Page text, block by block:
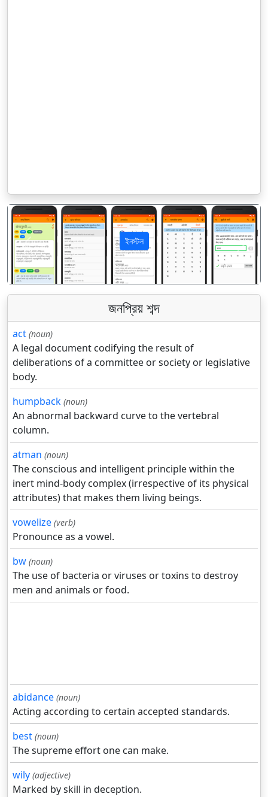
ইনস্টল
पिछला अगला
জনপ্রিয় শব্দ
act (noun)
A legal document codifying the result of
deliberations of a committee or society or legislative
body.
humpback (noun)
An abnormal backward curve to the vertebral
column.
atman (noun)
The conscious and intelligent principle within the
inert mind-body complex (irrespective of its physical
attributes) that makes them living beings.
vowelize (verb)
Pronounce as a vowel.
bw (noun)
The use of bacteria or viruses or toxins to destroy
men and animals or food.
abidance (noun)
Acting according to certain accepted standards.
best (noun)
The supreme effort one can make.
wily (adjective)
Marked by skill in deception.